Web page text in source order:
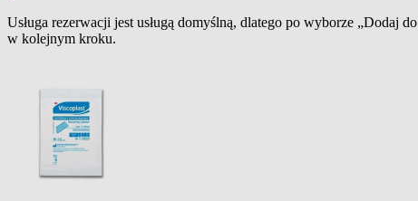
Usługa rezerwacji jest usługą domyślną, dlatego po wyborze „Dodaj
w kolejnym kroku.